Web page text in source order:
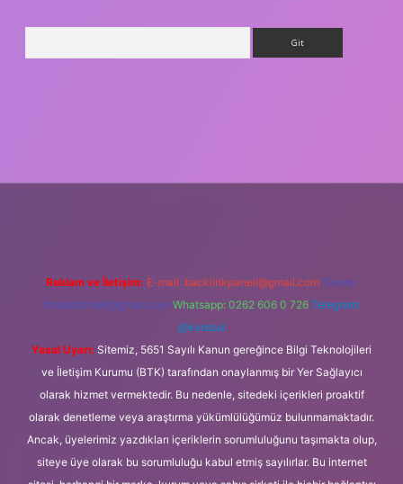
Reklam ve İletişim: E-mail: backlinkpaneli@gmail.com Teams:
forumhizmeti@gmail.com Whatsapp: 0262 606 0 726 Telegram:
@karabul
Yasal Uyarı: Sitemiz, 5651 Sayılı Kanun gereğince Bilgi Teknolojileri
ve İletişim Kurumu (BTK) tarafından onaylanmış bir Yer Sağlayıcı
olarak hizmet vermektedir. Bu nedenle, sitedeki içerikleri proaktif
olarak denetleme veya araştırma yükümlülüğümüz bulunmamaktadır.
Ancak, üyelerimiz yazdıkları içeriklerin sorumluluğunu taşımakta olup,
siteye üye olarak bu sorumluluğu kabul etmiş sayılırlar. Bu internet